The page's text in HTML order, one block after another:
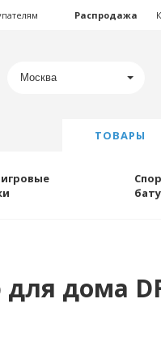
Распродажа
Москва
ТОВАРЫ
дома